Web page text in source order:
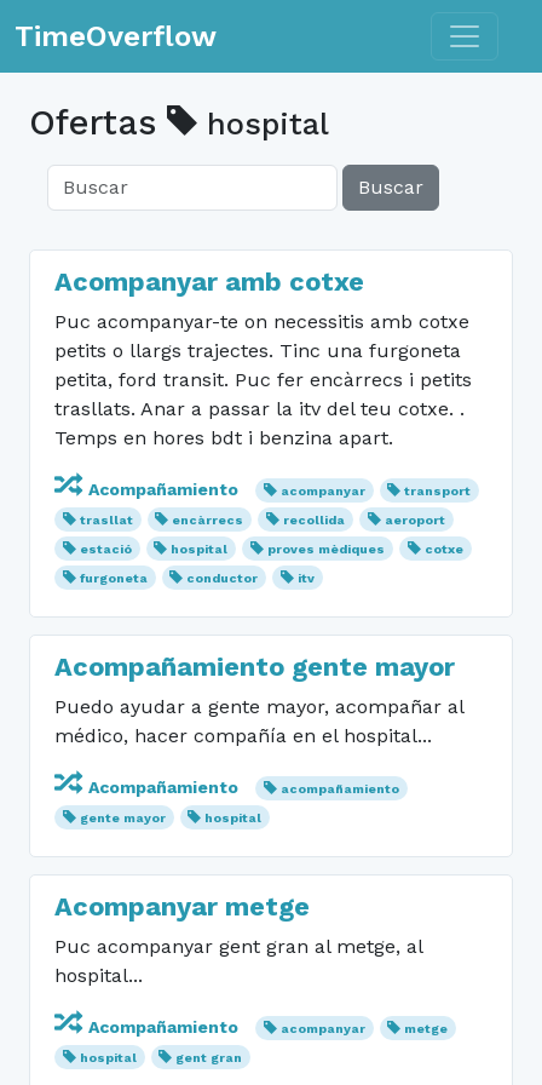
TimeOverflow Toggle
Ofertas hospital
Buscar
Acompanyar amb cotxe
Puc acompanyar-te on necessitis amb cotxe
petits o llargs trajectes. Tinc una furgoneta
petita, ford transit. Puc fer encàrrecs i petits
trasllats. Anar a passar la itv del teu cotxe. .
Temps en hores bdt i benzina apart.
Acompañamiento acompanyar
transport
trasllat
encàrrecs recollida
aeroport
estació
hospital proves mèdiques
cotxe
furgoneta
conductor itv
Acompañamiento gente mayor
Puedo ayudar a gente mayor, acompañar al
médico, hacer compañía en el hospital...
Acompañamiento
acompañamiento
gente mayor
hospital
Acompanyar metge
Puc acompanyar gent gran al metge, al
hospital...
Acompañamiento acompanyar
metge
hospital
gent gran